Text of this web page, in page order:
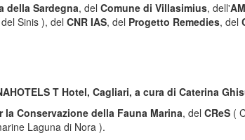
della Sardegna, del Comune di Villasimius, dell'
Sinis ), del CNR IAS, del Progetto Remedies, del
T Hotel, Cagliari, a cura di Caterina
la Conservazione della Fauna Marina, del CReS (
Laguna di Nora ).